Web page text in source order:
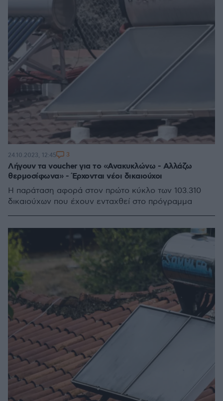
Λήγουν τα voucher για το «Ανακυκλώνω - Αλλάζω
θερμοσίφωνα» - Έρχονται νέοι δικαιούχοι
H παράταση αφορά στον πρώτο κύκλο των 103.310
δικαιούχων που έχουν ενταχθεί στο πρόγραμμα
24.10.2023, 12:45 3